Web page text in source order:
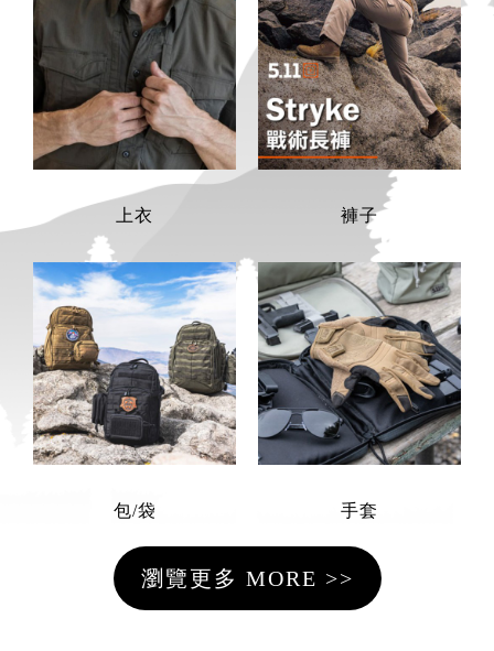
上衣 褲子
包/袋 手套
瀏覽更多 MORE >>